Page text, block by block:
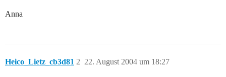
Anna
Heico_Lietz_cb3d81 22. August 2004 um 18:27
2